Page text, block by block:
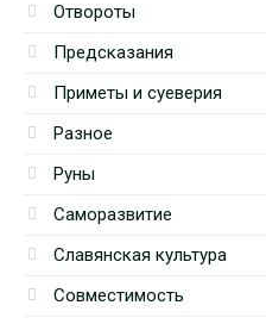
Отвороты
Предсказания
Приметы и суеверия
Разное
Руны
Саморазвитие
Славянская культура
Совместимость